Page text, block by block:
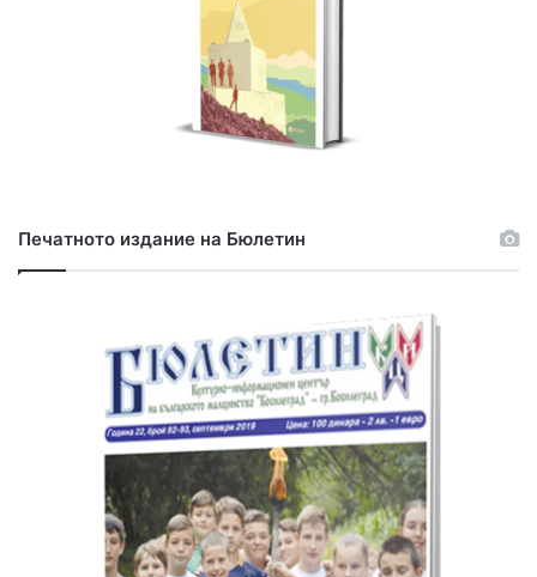
Печатното издание на Бюлетин